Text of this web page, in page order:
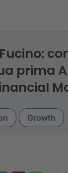
prima
Growth